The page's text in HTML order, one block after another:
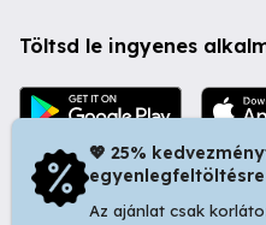
Töltsd le ingyenes
💖 25%
egyenlegfeltöltésre
Az ajánlat csak